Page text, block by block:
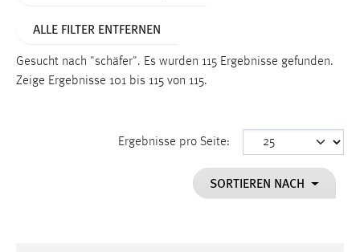
ALLE FILTER ENTFERNEN
Gesucht nach "schäfer". Es wurden 115 Ergebnisse gefunden.
Zeige Ergebnisse 101 bis 115 von 115.
Ergebnisse pro Seite:
SORTIEREN NACH
Name:
Dieser Cookie speichert die ausgewählten Einverständnis-